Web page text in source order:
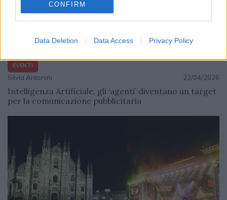
CONFIRM
Data Deletion Data Access Privacy Policy
EVENTI
Silvia Antonini 22/04/2026
Intelligenza Artificiale, gli ‘agenti’ diventano un target
per la comunicazione pubblicitaria